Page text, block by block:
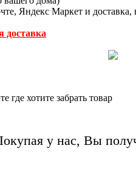
Яндекс Маркет и доставка,
доставка
где хотите забрать товар
у нас, Вы